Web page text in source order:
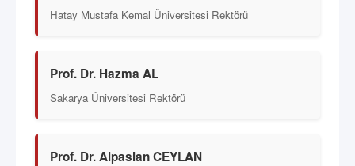
Hatay Mustafa Kemal Üniversitesi Rektörü
Prof. Dr. Hazma AL
Sakarya Üniversitesi Rektörü
Prof. Dr. Alpaslan CEYLAN